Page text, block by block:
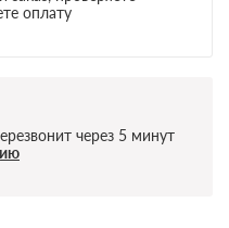
оплату
через 5 минут